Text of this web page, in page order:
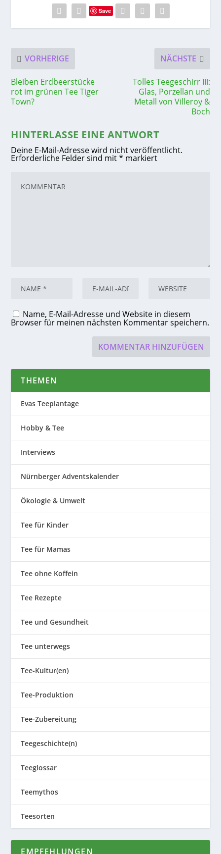
Save
VORHERIGE
Bleiben Erdbeerstücke
rot im grünen Tee Tiger
Town?
NÄCHSTE
Tolles Teegeschirr III:
Glas, Porzellan und
Metall von Villeroy &
Boch
HINTERLASSE EINE ANTWORT
Deine E-Mail-Adresse wird nicht veröffentlicht.
Erforderliche Felder sind mit* markiert
Name, E-Mail-Adresse und Website in diesem
Browser für meinen nächsten Kommentar speichern.
THEMEN
Evas Teeplantage
Hobby & Tee
Interviews
Nürnberger Adventskalender
Ökologie & Umwelt
Tee für Kinder
Tee für Mamas
Tee ohne Koffein
Tee Rezepte
Tee und Gesundheit
Tee unterwegs
Tee-Kultur(en)
Tee-Produktion
Tee-Zubereitung
Teegeschichte(n)
Teeglossar
Teemythos
Teesorten
EMPFEHLUNGEN